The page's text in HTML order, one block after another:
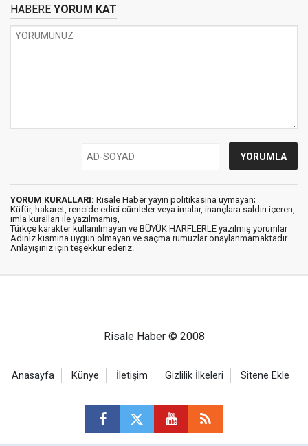
HABERE YORUM KAT
YORUM KURALLARI: Risale Haber yayın politikasına uymayan;
Küfür, hakaret, rencide edici cümleler veya imalar, inançlara saldırı içeren,
imla kuralları ile yazılmamış,
Türkçe karakter kullanılmayan ve BÜYÜK HARFLERLE yazılmış yorumlar
Adınız kısmına uygun olmayan ve saçma rumuzlar onaylanmamaktadır.
Anlayışınız için teşekkür ederiz.
Risale Haber © 2008
Anasayfa Künye İletişim Gizlilik İlkeleri Sitene Ekle